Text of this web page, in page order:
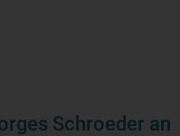
Schroeder an